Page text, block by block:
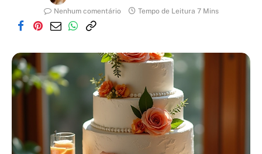
Nenhum comentário
Tempo de Leitura 7 Mins